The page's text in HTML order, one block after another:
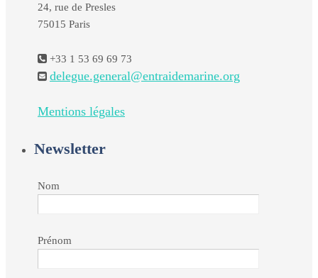
24, rue de Presles
75015 Paris
+33 1 53 69 69 73
delegue.general@entraidemarine.org
Mentions légales
Newsletter
Nom
Prénom